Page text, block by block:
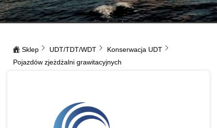
Sklep UDT/TDT/WDT
Konserwacja UDT
Pojazdów zjeżdżalni grawitacyjnych